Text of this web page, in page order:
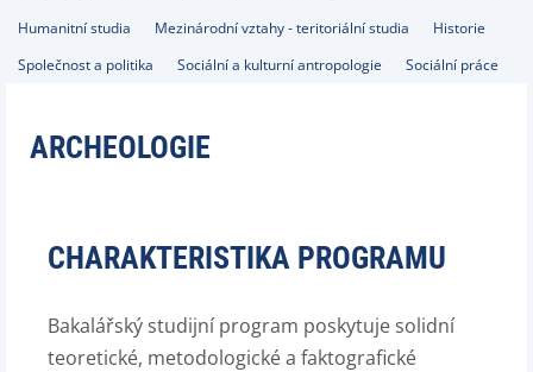
Humanitní studia
Mezinárodní vztahy - teritoriální studia
Historie
Společnost a politika
Sociální a kulturní antropologie Sociální práce
ARCHEOLOGIE
CHARAKTERISTIKA PROGRAMU
Bakalářský studijní program poskytuje solidní
teoretické, metodologické a faktografické